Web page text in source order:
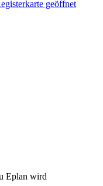
geöffnet
Eplan wird